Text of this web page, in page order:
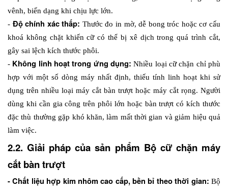
vênh, biến dạng khi chịu lực lớn.
- Độ chính xác thấp: Thước đo in mờ, dễ bong tróc hoặc cơ cấu
khoá không chặt khiến cữ có thể bị xê dịch trong quá trình cắt,
gây sai lệch kích thước phôi.
- Không linh hoạt trong ứng dụng: Nhiều loại cữ chặn chỉ phù
hợp với một số dòng máy nhất định, thiếu tính linh hoạt khi sử
dụng trên nhiều loại máy cắt bàn trượt hoặc máy cắt rọng. Người
dùng khi cần gia công trên phôi lớn hoặc bàn trượt có kích thước
đặc thù thường gặp khó khăn, làm mất thời gian và giảm hiệu quả
làm việc.
2.2. Giải pháp của sản phẩm Bộ cữ chặn máy
cắt bàn trượt
- Chất liệu hợp kim nhôm cao cấp, bền bỉ theo thời gian: Bộ